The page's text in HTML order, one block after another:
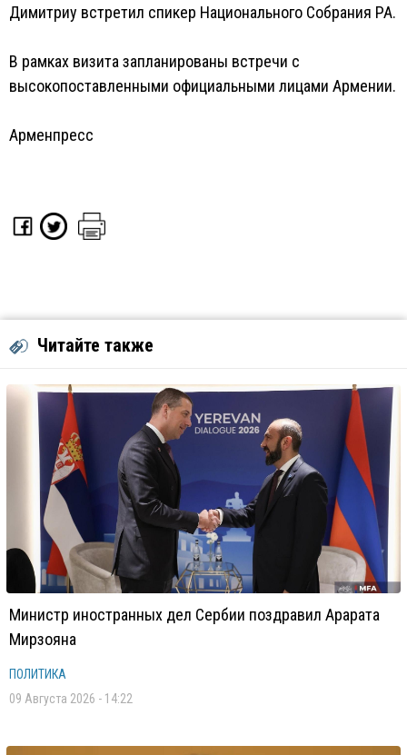
Димитриу встретил спикер Национального Собрания РА.
В рамках визита запланированы встречи с
высокопоставленными официальными лицами Армении.
Арменпресс
Читайте также
Министр иностранных дел Сербии поздравил Арарата
Мирзояна
ПОЛИТИКА
09 Августа 2026 - 14:22